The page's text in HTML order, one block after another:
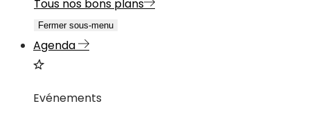
Tous nos bons plans
Fermer sous-menu
Agenda
Evénements